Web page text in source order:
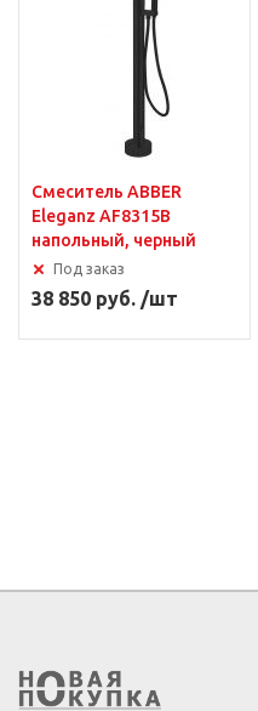
Смеситель ABBER
Eleganz AF8315B
напольный, черный
Под заказ
38 850 руб. /шт